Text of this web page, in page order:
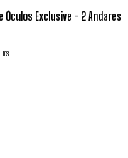
Óculos Exclusive - 2 Andares